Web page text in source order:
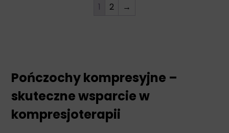
1 2 →
Pończochy kompresyjne –
skuteczne wsparcie w
kompresjoterapii